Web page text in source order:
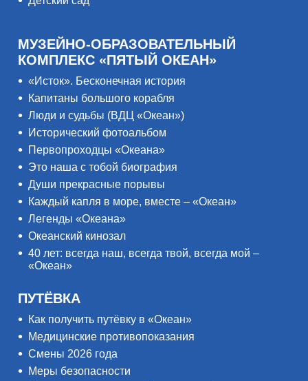
МУЗЕЙНО-ОБРАЗОВАТЕЛЬНЫЙ
КОМПЛЕКС «ПЯТЫЙ ОКЕАН»
«Исток». Бесконечная история
Капитаны большого корабля
Люди и судьбы (ВДЦ «Океан»)
Исторический фотоальбом
Первопроходцы «Океана»
Это наша с тобой биография
Души прекрасные порывы
Каждый капля в море, вместе – «Океан»
Легенды «Океана»
Океанский кинозал
40 лет: всегда наш, всегда твой, всегда мой –
«Океан»
ПУТЁВКА
Как получить путёвку в «Океан»
Медицинские противопоказания
Смены 2026 года
Меры безопасности